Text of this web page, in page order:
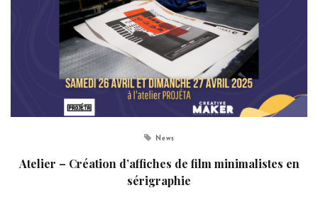
News
Atelier – Création d’affiches de film minimalistes en
sérigraphie